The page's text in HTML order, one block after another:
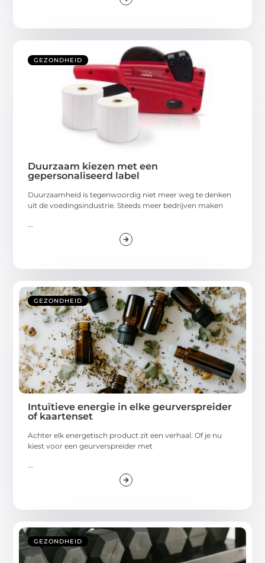
GEZONDHEID
Duurzaam kiezen met een
gepersonaliseerd label
Duurzaamheid is tegenwoordig niet meer weg te denken
uit de voedingsindustrie. Steeds meer bedrijven maken
...
GEZONDHEID
Intuïtieve energie in elke geurverspreider
of kaartenset
Achter elk energetisch product zit een verhaal. Of je nu
kiest voor een geurverspreider met
...
GEZONDHEID